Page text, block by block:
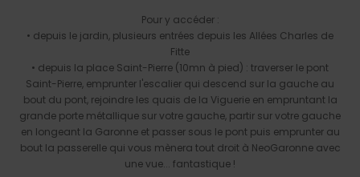
Pour y accéder :
• depuis le jardin, plusieurs entrées depuis les Allées Charles de
Fitte
• depuis la place Saint-Pierre (10mn à pied) : traverser le pont
Saint-Pierre, emprunter l'escalier qui descend sur la gauche au
bout du pont, rejoindre les quais de la Viguerie en empruntant la
grande porte métallique sur votre gauche, partir sur votre gauche
en longeant la Garonne et passer sous le pont puis emprunter au
bout la passerelle qui vous mènera tout droit à NeoGaronne avec
une vue... fantastique !